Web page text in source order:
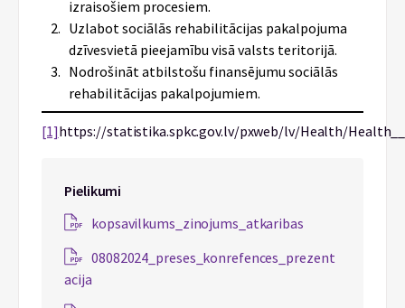
izraisošiem procesiem.
Uzlabot sociālās rehabilitācijas pakalpojuma
dzīvesvietā pieejamību visā valsts teritorijā.
Nodrošināt atbilstošu finansējumu sociālās
rehabilitācijas pakalpojumiem.
[1]https://statistika.spkc.gov.lv/pxweb/lv/Health/
Pielikumi
kopsavilkums­_zinojums_atkaribas
08082024_preses_konrefences_prezent
acija